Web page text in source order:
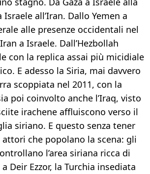
all’Iran. Dallo Yemen a
alle presenze occidentali nel
a Israele. Dall’Hezbollah
con la replica assai più micidiale
E adesso la Siria, mai davvero
scoppiata nel 2011, con la
poi coinvolto anche l’Iraq, visto
irachene affluiscono verso il
siriano. E questo senza tener
che popolano la scena: gli
l’area siriana ricca di
Deir Ezzor, la Turchia insediata